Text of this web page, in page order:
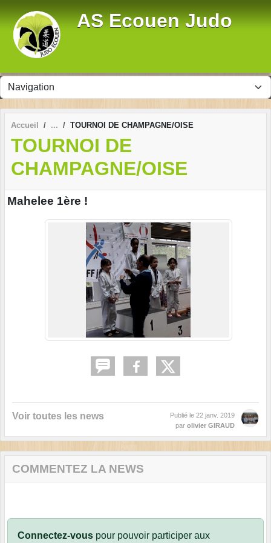
AS Ecouen Judo
Accueil TOURNOI DE CHAMPAGNE/OISE
TOURNOI DE
CHAMPAGNE/OISE
Mahelee 1ère !
Voir toutes les news Publié le 22 janv. 2019
par olivier GIRAUD
COMMENTEZ LA NEWS
Connectez-vous pour pouvoir participer aux